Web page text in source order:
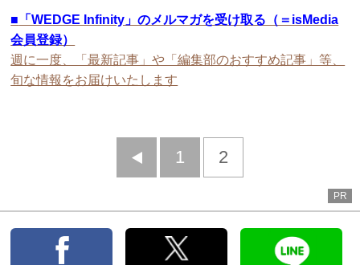
■ 「WEDGE Infinity」のメルマガを受け取る（＝isMedia
会員登録）
週に一度、「最新記事」や「編集部のおすすめ記事」等、
旬な情報をお届けいたします
前
1 2
PR